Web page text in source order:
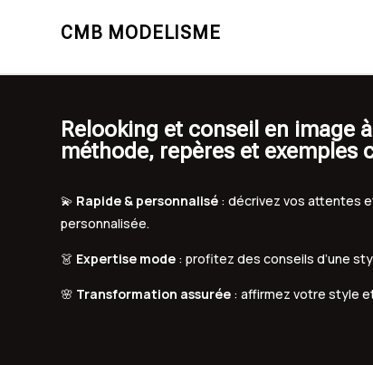
CMB MODELISME
Relooking et conseil en image
méthode, repères et exemples
💫 Rapide & personnalisé : décrivez vos attentes
personnalisée.
👗 Expertise mode : profitez des conseils d’une
🌸 Transformation assurée : affirmez votre style